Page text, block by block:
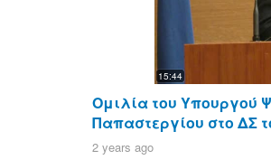
15:44
Ομιλία του Υπουργού
Παπαστεργίου στο ΔΣ
2 years ago